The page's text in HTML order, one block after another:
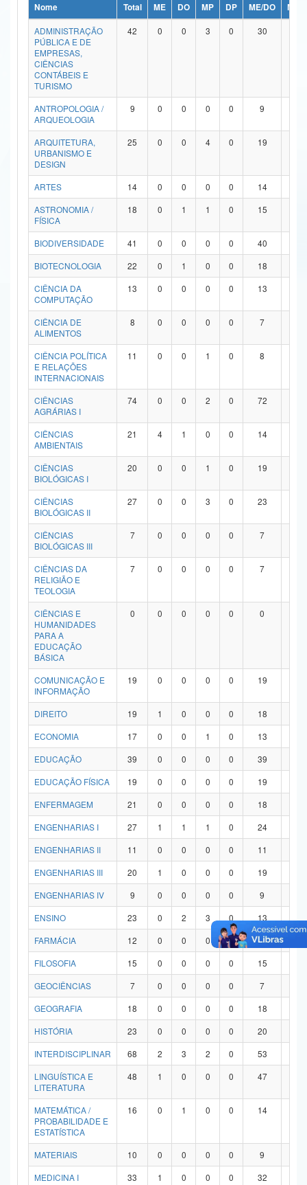
Ministério da Ciência, Tecnologia, Inovações e Comunicações
Ministério do Meio Ambiente
Ministério do Turismo
Ministério do Desenvolvimento Regional
Controladoria-Geral da União
Ministério da Mulher, da Família e dos Direitos Humanos
Secretaria de Governo
Advocacia-Geral da União
Banco Central do Brasil
Nome Total ME DO MP DP ME/DO
MP/
ADMINISTRAÇÃO
PÚBLICA E DE
EMPRESAS,
CIÊNCIAS
CONTÁBEIS E
TURISMO
42 0 0 3 0 30
ANTROPOLOGIA /
ARQUEOLOGIA
9 0 0 0 0 9
ARQUITETURA,
URBANISMO E
DESIGN
25 0 0 4 0 19
ARTES 14 0 0 0 0 14
ASTRONOMIA /
FÍSICA
18 0 1 1 0 15
BIODIVERSIDADE 41 0 0 0 0 40
BIOTECNOLOGIA
22 0 1 0 0 18
CIÊNCIA DA
COMPUTAÇÃO
13 0 0 0 0 13
CIÊNCIA DE
ALIMENTOS
8 0 0 0 0 7
CIÊNCIA POLÍTICA
E RELAÇÕES
INTERNACIONAIS
11 0 0 1 0 8
CIÊNCIAS
AGRÁRIAS I
74 0 0 2 0 72
CIÊNCIAS
AMBIENTAIS
21 4 1 0 0 14
CIÊNCIAS
BIOLÓGICAS I
20 0 0 1 0 19
CIÊNCIAS
BIOLÓGICAS II
27 0 0 3 0 23
CIÊNCIAS
BIOLÓGICAS III
7 0 0 0 0 7
CIÊNCIAS DA
RELIGIÃO E
TEOLOGIA
7 0 0 0 0 7
CIÊNCIAS E
HUMANIDADES
PARA A
EDUCAÇÃO
BÁSICA
0 0 0 0 0 0
COMUNICAÇÃO E
INFORMAÇÃO
19 0 0 0 0 19
DIREITO 19 1 0 0 0 18
ECONOMIA
17 0 0 1 0 13
EDUCAÇÃO
39 0 0 0 0 39
EDUCAÇÃO FÍSICA
19 0 0 0 0 19
ENFERMAGEM
21 0 0 0 0 18
ENGENHARIAS I
27 1 1 1 0 24
ENGENHARIAS II
11 0 0 0 0 11
ENGENHARIAS III
20 1 0 0 0 19
ENGENHARIAS IV
9 0 0 0 0 9
ENSINO
23 0 2 3 0 13
FARMÁCIA
12 0 0 0 0 12
FILOSOFIA
15 0 0 0 0 15
GEOCIÊNCIAS
7 0 0 0 0 7
GEOGRAFIA
18 0 0 0 0 18
HISTÓRIA
23 0 0 0 0 20
INTERDISCIPLINAR
68 2 3 2 0 53
LINGUÍSTICA E
LITERATURA
48 1 0 0 0 47
MATEMÁTICA /
PROBABILIDADE E
ESTATÍSTICA
16 0 1 0 0 14
MATERIAIS 10 0 0 0 0 9
MEDICINA I
33 1 0 0 0 32